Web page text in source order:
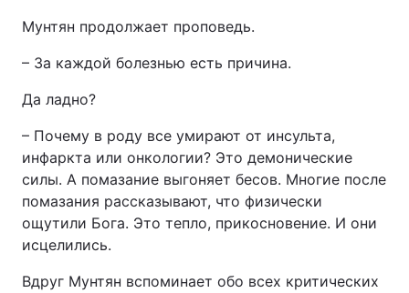
Мунтян продолжает проповедь.
– За каждой болезнью есть причина.
Да ладно?
– Почему в роду все умирают от инсульта,
инфаркта или онкологии? Это демонические
силы. А помазание выгоняет бесов. Многие после
помазания рассказывают, что физически
ощутили Бога. Это тепло, прикосновение. И они
исцелились.
Вдруг Мунтян вспоминает обо всех критических